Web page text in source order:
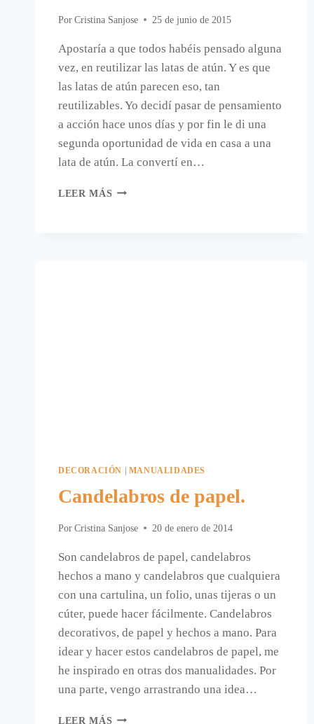
Por Cristina Sanjose 25 de junio de 2015
Apostaría a que todos habéis pensado alguna
vez, en reutilizar las latas de atún. Y es que
las latas de atún parecen eso, tan
reutilizables. Yo decidí pasar de pensamiento
a acción hace unos días y por fin le di una
segunda oportunidad de vida en casa a una
lata de atún. La convertí en…
LEER MÁS CANDELABRO
DECORACIÓN MANUALIDADES
Candelabros de papel.
Por Cristina Sanjose 20 de enero de 2014
Son candelabros de papel, candelabros
hechos a mano y candelabros que cualquiera
con una cartulina, un folio, unas tijeras o un
cúter, puede hacer fácilmente. Candelabros
decorativos, de papel y hechos a mano. Para
idear y hacer estos candelabros de papel, me
he inspirado en otras dos manualidades. Por
una parte, vengo arrastrando una idea…
LEER MÁS CANDELABROS